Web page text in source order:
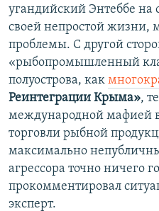
угандийский Энтеббе на
своей непростой жизни,
проблемы. С другой
«рыбопромышленный
полуострова, как
Реинтеграции Крыма»,
международной мафией
торговли рыбной
максимально
агрессора точно ничего
прокомментировал
эксперт.